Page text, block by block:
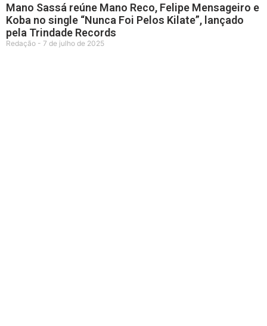
Mano Sassá reúne Mano Reco, Felipe Mensageiro e
Koba no single “Nunca Foi Pelos Kilate”, lançado
pela Trindade Records
Redação 7 de julho de 2025